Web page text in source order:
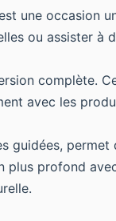
une occasion
ou assister
complète.
avec les
guidées,
profond